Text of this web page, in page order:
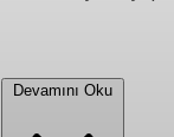
Devamını Oku